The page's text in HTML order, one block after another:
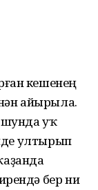
кешенең
айырыла.
шунда уҡ
ултырып
бер ни